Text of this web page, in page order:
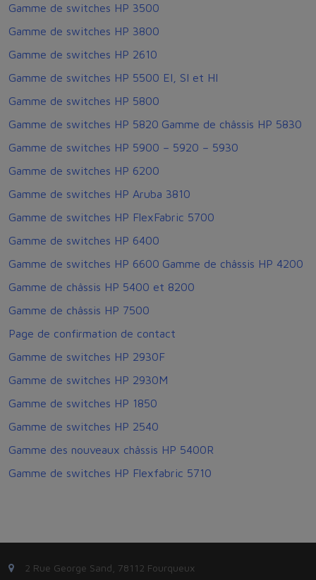
Gamme de switches HP 3500
Gamme de switches HP 3800
Gamme de switches HP 2610
Gamme de switches HP 5500 EI, SI et HI
Gamme de switches HP 5800
Gamme de switches HP 5820 Gamme de châssis HP 5830
Gamme de switches HP 5900 – 5920 – 5930
Gamme de switches HP 6200
Gamme de switches HP Aruba 3810
Gamme de switches HP FlexFabric 5700
Gamme de switches HP 6400
Gamme de switches HP 6600 Gamme de châssis HP 4200
Gamme de châssis HP 5400 et 8200
Gamme de châssis HP 7500
Page de confirmation de contact
Gamme de switches HP 2930F
Gamme de switches HP 2930M
Gamme de switches HP 1850
Gamme de switches HP 2540
Gamme des nouveaux châssis HP 5400R
Gamme de switches HP Flexfabric 5710
2 Rue George Sand, 78112 Fourqueux